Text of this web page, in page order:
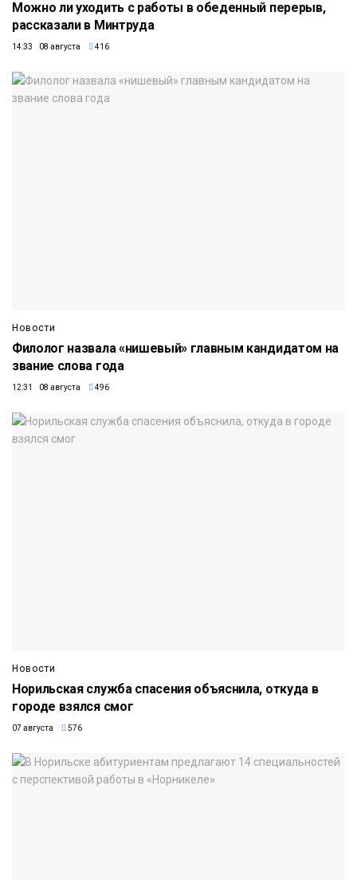
Можно ли уходить с работы в обеденный перерыв,
рассказали в Минтруда
14:33 08 августа 416
Новости
Филолог назвала «нишевый» главным кандидатом на
звание слова года
12:31 08 августа 496
Новости
Норильская служба спасения объяснила, откуда в
городе взялся смог
07 августа 576